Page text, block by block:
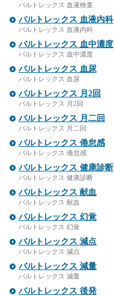
バルトレックス 血液検査
バルトレックス 血液内科
バルトレックス 血液内科
バルトレックス 血中濃度
バルトレックス 血中濃度
バルトレックス 血尿
バルトレックス 血尿
バルトレックス 月2回
バルトレックス 月2回
バルトレックス 月二回
バルトレックス 月二回
バルトレックス 倦怠感
バルトレックス 倦怠感
バルトレックス 健康診断
バルトレックス 健康診断
バルトレックス 献血
バルトレックス 献血
バルトレックス 幻覚
バルトレックス 幻覚
バルトレックス 減点
バルトレックス 減点
バルトレックス 減量
バルトレックス 減量
バルトレックス 後発